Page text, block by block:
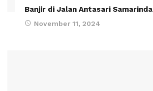
Banjir di Jalan Antasari Samarinda
November 11, 2024